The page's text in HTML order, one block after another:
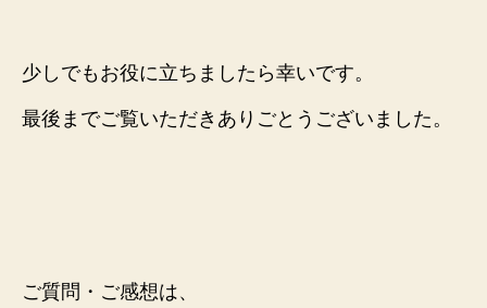
少しでもお役に立ちましたら幸いです。
最後までご覧いただきありごとうございました。
ご質問・ご感想は、